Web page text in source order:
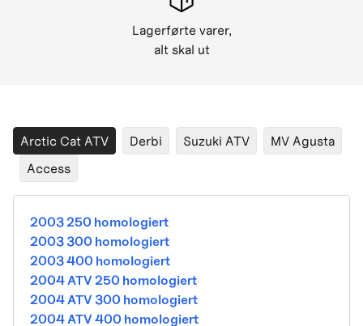
Lagerførte varer,
alt skal ut
Arctic Cat ATV Derbi Suzuki ATV
MV Agusta
Access
2003 250 homologiert
2003 300 homologiert
2003 400 homologiert
2004 ATV 250 homologiert
2004 ATV 300 homologiert
2004 ATV 400 homologiert